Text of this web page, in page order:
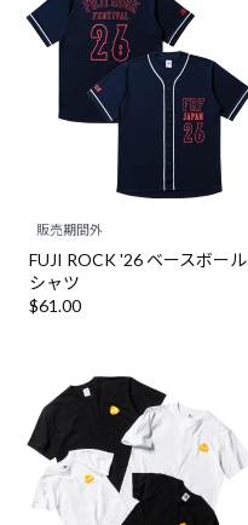
販売期間外
FUJI ROCK '26 ベースボール
シャツ
$‌61.00